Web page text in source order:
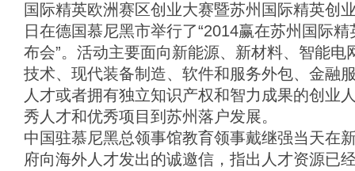
国际精英欧洲赛区创业大赛暨苏州国际精英创
日在德国慕尼黑市举行了“2014赢在苏州国际
布会”。活动主要面向新能源、新材料、智能电
技术、现代装备制造、软件和服务外包、金融
人才或者拥有独立知识产权和智力成果的创业
秀人才和优秀项目到苏州落户发展。
中国驻慕尼黑总领事馆教育领事戴继强当天在
府向海外人才发出的诚邀信，指出人才资源已